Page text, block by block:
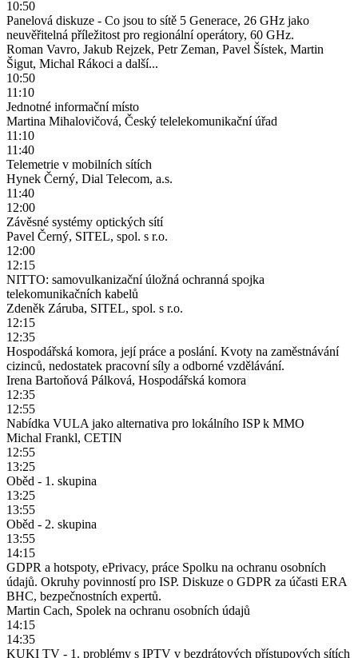
10:50
Panelová diskuze - Co jsou to sítě 5 Generace, 26 GHz jako
neuvěřitelná příležitost pro regionální operátory, 60 GHz.
Roman Vavro, Jakub Rejzek, Petr Zeman, Pavel Šístek, Martin
Šigut, Michal Rákoci a další...
10:50
11:10
Jednotné informační místo
Martina Mihalovičová, Český telelekomunikační úřad
11:10
11:40
Telemetrie v mobilních sítích
Hynek Černý, Dial Telecom, a.s.
11:40
12:00
Závěsné systémy optických sítí
Pavel Černý, SITEL, spol. s r.o.
12:00
12:15
NITTO: samovulkanizační úložná ochranná spojka
telekomunikačních kabelů
Zdeněk Záruba, SITEL, spol. s r.o.
12:15
12:35
Hospodářská komora, její práce a poslání. Kvoty na zaměstnávání
cizinců, nedostatek pracovní síly a odborné vzdělávání.
Irena Bartoňová Pálková, Hospodářská komora
12:35
12:55
Nabídka VULA jako alternativa pro lokálního ISP k MMO
Michal Frankl, CETIN
12:55
13:25
Oběd - 1. skupina
13:25
13:55
Oběd - 2. skupina
13:55
14:15
GDPR a hotspoty, ePrivacy, práce Spolku na ochranu osobních
údajů. Okruhy povinností pro ISP. Diskuze o GDPR za účasti ERA
BHC, bezpečnostních expertů.
Martin Cach, Spolek na ochranu osobních údajů
14:15
14:35
KUKI TV - 1. problémy s IPTV v bezdrátových přístupových sítích